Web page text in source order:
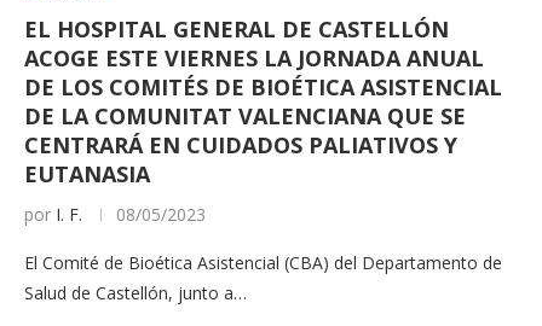
EL HOSPITAL GENERAL DE CASTELLÓN
ACOGE ESTE VIERNES LA JORNADA ANUAL
DE LOS COMITÉS DE BIOÉTICA ASISTENCIAL
DE LA COMUNITAT VALENCIANA QUE SE
CENTRARÁ EN CUIDADOS PALIATIVOS Y
EUTANASIA
por I. F. 08/05/2023
El Comité de Bioética Asistencial (CBA) del Departamento de
Salud de Castellón, junto a…